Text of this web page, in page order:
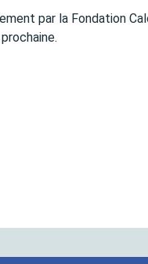
par la Fondation